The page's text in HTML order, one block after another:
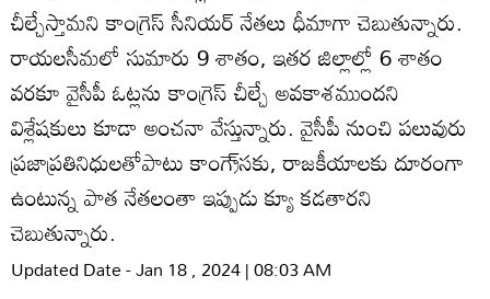
చీల్చేస్తామని కాంగ్రెస్‌ సీనియర్‌ నేతలు ధీమాగా చెబుతున్నారు.
రాయలసీమలో సుమారు 9 శాతం, ఇతర జిల్లాల్లో 6 శాతం
వరకూ వైసీపీ ఓట్లను కాంగ్రెస్‌ చీల్చే అవకాశముందని
విశ్లేషకులు కూడా అంచనా వేస్తున్నారు. వైసీపీ నుంచి పలువురు
ప్రజాప్రతినిధులతోపాటు కాంగ్రె్‌సకు, రాజకీయాలకు దూరంగా
ఉంటున్న పాత నేతలంతా ఇప్పుడు క్యూ కడతారని
చెబుతున్నారు.
Updated Date - Jan 18 , 2024 | 08:03 AM